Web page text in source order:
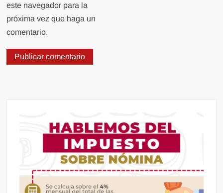
este navegador para la
próxima vez que haga un
comentario.